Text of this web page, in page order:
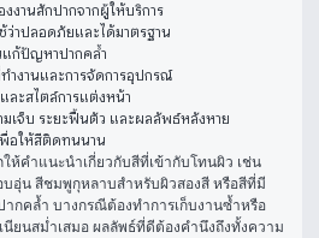
งานสักปากจากผู้ให้บริการ
าปลอดภัยและได้มาตรฐาน
แก้ปัญหาปากคล้ำ
ำงานและการจัดการอุปกรณ์
ละสไตล์การแต่งหน้า
มเจ็บ ระยะฟื้นตัว และผลลัพธ์หลังหาย
อให้สีติดทนนาน
ห้คำแนะนำเกี่ยวกับสีที่เข้ากับโทนผิว เช่น
อุ่น สีชมพูกุหลาบสำหรับผิวสองสี หรือสีที่มี
กคล้ำ บางกรณีต้องทำการเก็บงานซ้ำหรือ
นียนสม่ำเสมอ ผลลัพธ์ที่ดีต้องคำนึงถึงทั้งความ